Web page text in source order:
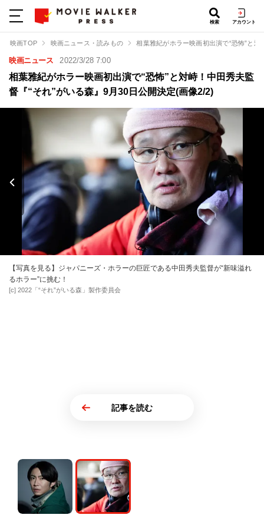
検索 アカウント
映画TOP 映画ニュース・読みもの 相葉雅紀がホラー映画初出演で“恐怖”と
映画ニュース 2022/3/28 7:00
相葉雅紀がホラー映画初出演で“恐怖”と対峙！中田秀夫監
督『“それ”がいる森』9月30日公開決定(画像2/2)
【写真を見る】ジャパニーズ・ホラーの巨匠である中田秀夫監督が“新味溢れ
るホラー”に挑む！
[c] 2022「“それ”がいる森」製作委員会
記事を読む